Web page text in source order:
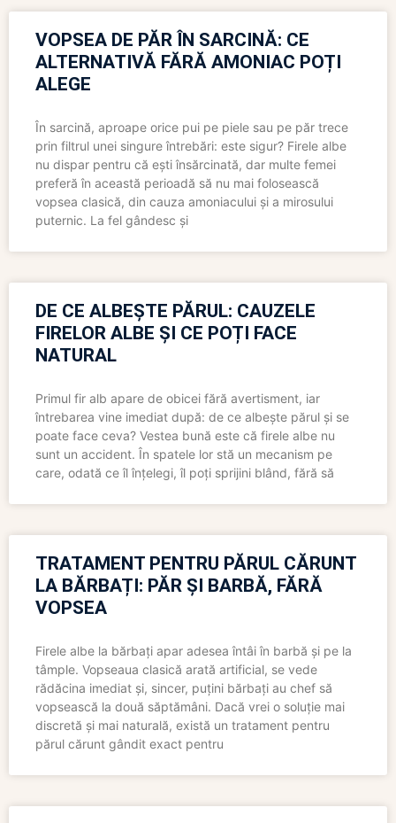
VOPSEA DE PĂR ÎN SARCINĂ: CE
ALTERNATIVĂ FĂRĂ AMONIAC POȚI
ALEGE
În sarcină, aproape orice pui pe piele sau pe păr trece
prin filtrul unei singure întrebări: este sigur? Firele albe
nu dispar pentru că ești însărcinată, dar multe femei
preferă în această perioadă să nu mai folosească
vopsea clasică, din cauza amoniacului și a mirosului
puternic. La fel gândesc și
DE CE ALBEȘTE PĂRUL: CAUZELE
FIRELOR ALBE ȘI CE POȚI FACE
NATURAL
Primul fir alb apare de obicei fără avertisment, iar
întrebarea vine imediat după: de ce albește părul și se
poate face ceva? Vestea bună este că firele albe nu
sunt un accident. În spatele lor stă un mecanism pe
care, odată ce îl înțelegi, îl poți sprijini blând, fără să
TRATAMENT PENTRU PĂRUL CĂRUNT
LA BĂRBAȚI: PĂR ȘI BARBĂ, FĂRĂ
VOPSEA
Firele albe la bărbați apar adesea întâi în barbă și pe la
tâmple. Vopseaua clasică arată artificial, se vede
rădăcina imediat și, sincer, puțini bărbați au chef să
vopsească la două săptămâni. Dacă vrei o soluție mai
discretă și mai naturală, există un tratament pentru
părul cărunt gândit exact pentru